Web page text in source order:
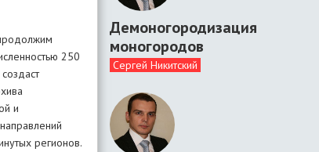
250
и
регионов.
Демоногородизация
моногородов
Сергей Никитский